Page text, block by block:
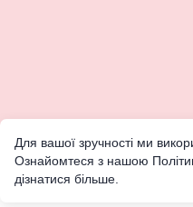
Для вашої зручності ми
Ознайомтеся з нашою
дізнатися більше.